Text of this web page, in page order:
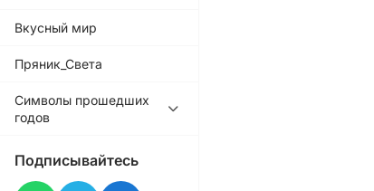
Вкусный мир
Пряник_Света
Символы прошедших
годов
Подписывайтесь